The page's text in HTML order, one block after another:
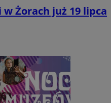
Żorach już 19 lipca